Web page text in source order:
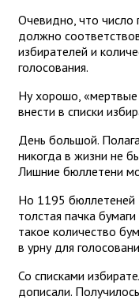
Очевидно, что число
должно
избирателей и
голосования.
Ну хорошо,
внести в списки
День большой.
никогда в жизни не
Лишние бюллетени
Но 1195 бюллетеней
толстая пачка
такое количество
в урну для
Со списками
дописали.